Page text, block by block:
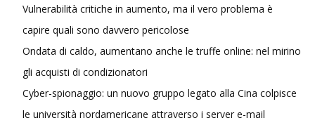
Vulnerabilità critiche in aumento, ma il vero problema è
capire quali sono davvero pericolose
Ondata di caldo, aumentano anche le truffe online: nel mirino
gli acquisti di condizionatori
Cyber-spionaggio: un nuovo gruppo legato alla Cina colpisce
le università nordamericane attraverso i server e-mail